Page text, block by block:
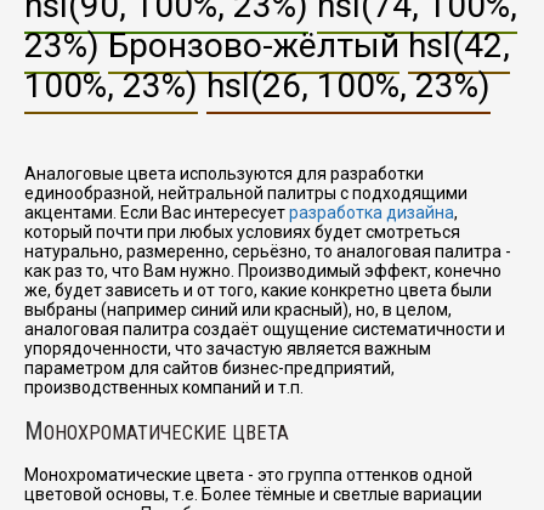
23%) Бронзово-жёлтый hsl(42,
100%, 23%) hsl(26, 100%, 23%)
Аналоговые цвета используются для разработки
единообразной, нейтральной палитры с подходящими
акцентами. Если Вас интересуетразработка дизайна,
который почти при любых условиях будет смотреться
натурально, размеренно, серьёзно, то аналоговая палитра -
как раз то, что Вам нужно. Производимый эффект, конечно
же, будет зависеть и от того, какие конкретно цвета были
выбраны (например синий или красный), но, в целом,
аналоговая палитра создаёт ощущение систематичности и
упорядоченности, что зачастую является важным
параметром для сайтов бизнес-предприятий,
производственных компаний и т.п.
МОНОХРОМАТИЧЕСКИЕ ЦВЕТА
Монохроматические цвета - это группа оттенков одной
цветовой основы, т.е. Более тёмные и светлые вариации